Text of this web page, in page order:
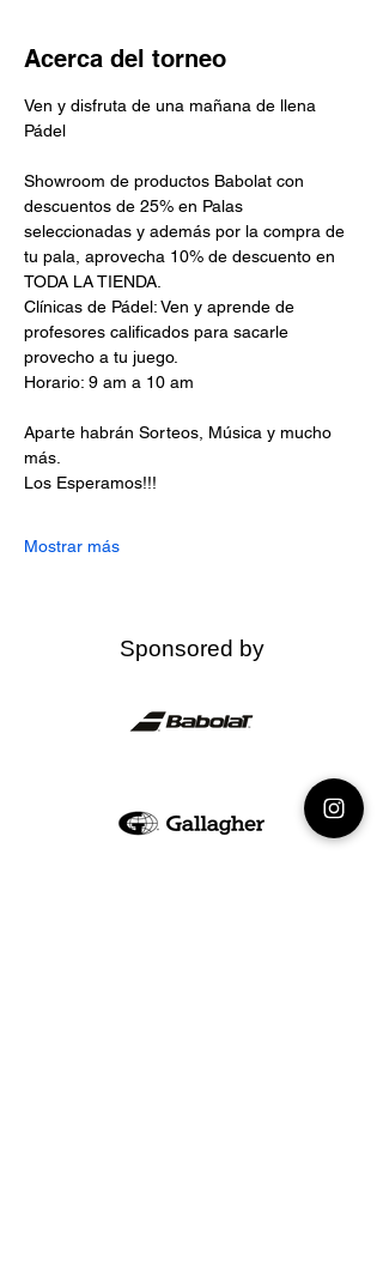
Acerca del torneo
Ven y disfruta de una mañana de llena
Pádel
Showroom de productos Babolat con
descuentos de 25% en Palas
seleccionadas y además por la compra de
tu pala, aprovecha 10% de descuento en
TODA LA TIENDA.
Clínicas de Pádel: Ven y aprende de
profesores calificados para sacarle
provecho a tu juego.
Horario: 9 am a 10 am
Aparte habrán Sorteos, Música y mucho
más.
Los Esperamos!!!
Mostrar más
Sponsored by